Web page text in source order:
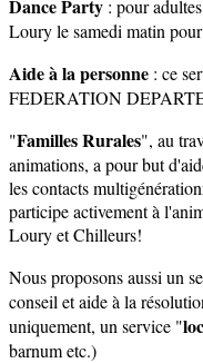
Dance Party : pour
Loury le samedi matin
Aide à la personne : ce
FEDERATION
"Familles Rurales", au
animations, a pour but
les contacts
participe activement à
Loury et Chilleurs!
Nous proposons aussi un
conseil et aide à la
uniquement, un service "
barnum etc.)